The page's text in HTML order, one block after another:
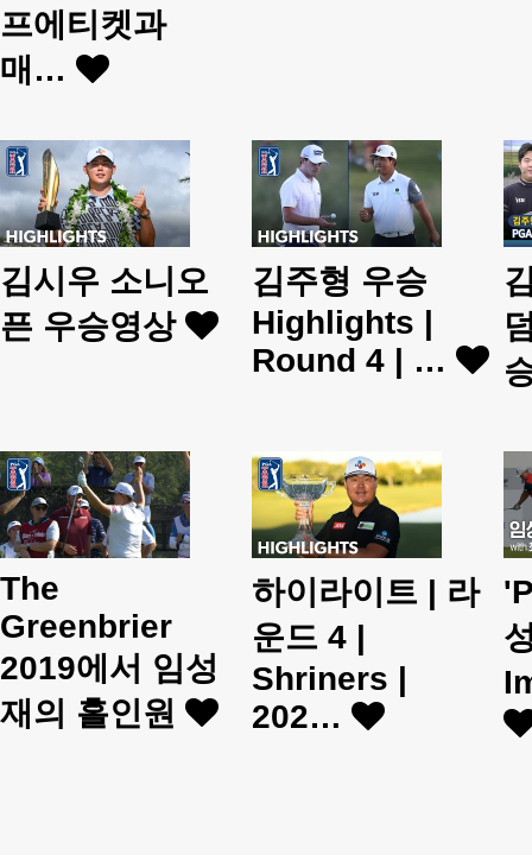
프에티켓과
매…
김시우 소니오
픈 우승영상
김주형 우승
Highlights |
Round 4 | …
The
Greenbrier
2019에서 임성
재의 홀인원
하이라이트 | 라
운드 4 |
Shriners |
202…